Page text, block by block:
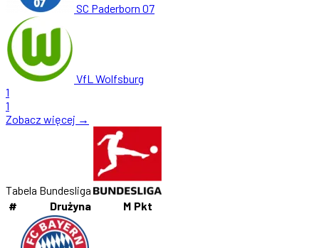
SC Paderborn 07
VfL Wolfsburg
1
1
Zobacz więcej →
Tabela Bundesliga
#
Drużyna M Pkt